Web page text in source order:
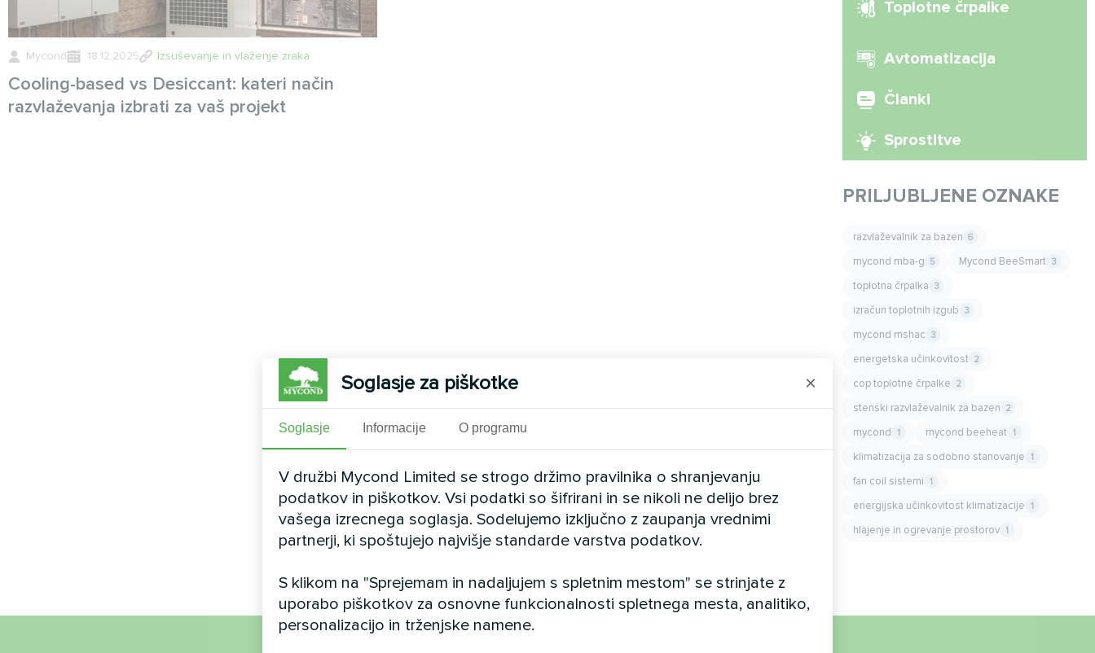
Mycond 18.12.2025 Izsuševanje in vlaženje zraka
Cooling-based vs Desiccant: kateri način
razvlaževanja izbrati za vaš projekt
Toplotne črpalke
Avtomatizacija
Članki
Sprostitve
PRILJUBLJENE OZNAKE
razvlaževalnik za bazen 6
mycond mba-g 5 Mycond BeeSmart 3
toplotna črpalka 3
izračun toplotnih izgub 3
mycond mshac 3
energetska učinkovitost 2
cop toplotne črpalke 2
stenski razvlaževalnik za bazen 2
mycond 1 mycond beeheat 1
klimatizacija za sodobno stanovanje 1
fan coil sistemi 1
energijska učinkovitost klimatizacije 1
hlajenje in ogrevanje prostorov 1
Soglasje za piškotke ×
Soglasje Informacije O programu
V družbi Mycond Limited se strogo držimo pravilnika o shranjevanju
podatkov in piškotkov. Vsi podatki so šifrirani in se nikoli ne delijo brez
vašega izrecnega soglasja. Sodelujemo izključno z zaupanja vrednimi
partnerji, ki spoštujejo najvišje standarde varstva podatkov.
S klikom na "Sprejemam in nadaljujem s spletnim mestom" se strinjate z
uporabo piškotkov za osnovne funkcionalnosti spletnega mesta, analitiko,
personalizacijo in trženjske namene.